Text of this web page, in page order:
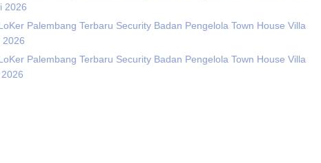
2026
Palembang Terbaru Security Badan Pengelola Town House Villa
2026
Palembang Terbaru Security Badan Pengelola Town House Villa